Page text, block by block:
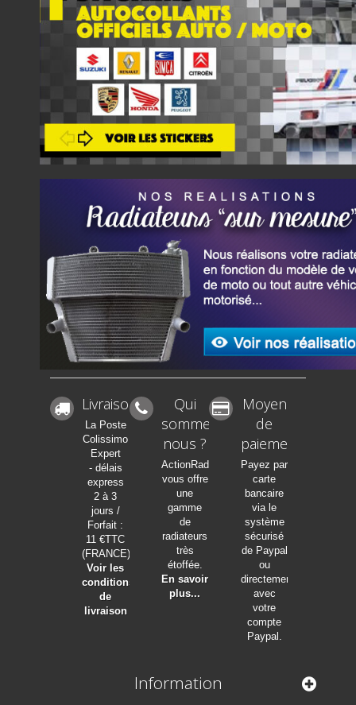
Livraison
La Poste
Colissimo
Expert
- délais
express
2 à 3
jours /
Forfait :
11 €TTC
(FRANCE)
Voir les
conditions
de
livraison
Qui
sommes-
nous ?
ActionRadia
vous offre
une
gamme
de
radiateurs
très
étoffée.
En savoir
plus...
Moyen
de
paiement
Payez par
carte
bancaire
via le
système
sécurisé
de Paypal
ou
directement
avec
votre
compte
Paypal.
Information